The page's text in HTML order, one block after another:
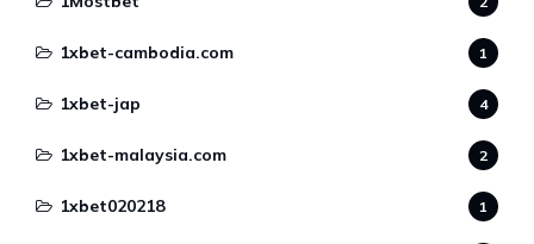
1xbet-cambodia.com 1
1xbet-jap 4
1xbet-malaysia.com 2
1xbet020218 1